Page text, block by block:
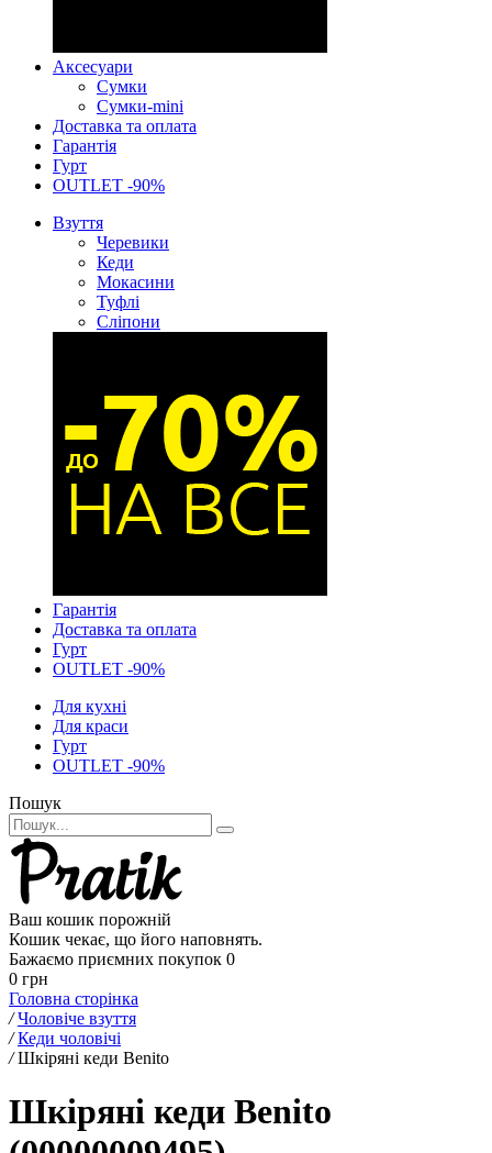
Аксесуари
Сумки
Сумки-mini
Доставка та оплата
Гарантія
Гурт
OUTLET -90%
Взуття
Черевики
Кеди
Мокасини
Туфлі
Сліпони
Гарантія
Доставка та оплата
Гурт
OUTLET -90%
Для кухні
Для краси
Гурт
OUTLET -90%
Пошук
Ваш кошик порожній
Кошик чекає, що його наповнять.
Бажаємо приємних покупок 0
0 грн
Головна сторінка
/ Чоловіче взуття
/ Кеди чоловічі
/ Шкіряні кеди Benito
Шкіряні кеди Benito